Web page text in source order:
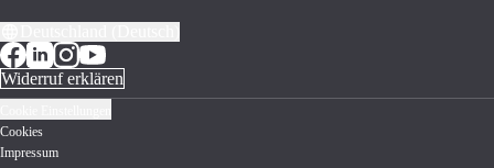
Widerruf erklären
Cookies
Impressum